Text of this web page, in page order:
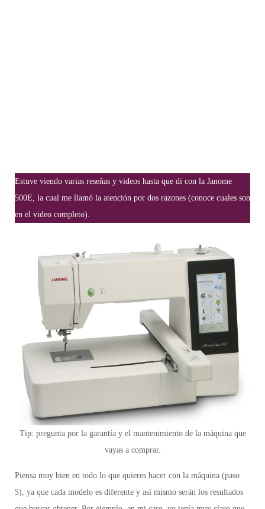
Estuve viendo varias reseñas y videos hasta que di con la Janome
500E, la cual me llamó la atención por dos razones (conoce cuales son
en el video completo).
Tip: pregunta por la garantía y el mantenimiento de la máquina que
vayas a comprar.
Piensa muy bien en todo lo que quieres hacer con la máquina (paso
5), ya que cada modelo es diferente y así mismo serán los resultados